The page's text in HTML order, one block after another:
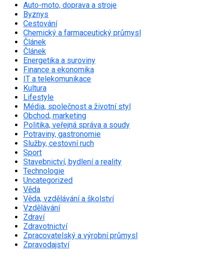
Auto-moto, doprava a stroje
Byznys
Cestování
Chemický a farmaceutický průmysl
Článek
Článek
Energetika a suroviny
Finance a ekonomika
IT a telekomunikace
Kultura
Lifestyle
Média, společnost a životní styl
Obchod, marketing
Politika, veřejná správa a soudy
Potraviny, gastronomie
Služby, cestovní ruch
Sport
Stavebnictví, bydlení a reality
Technologie
Uncategorized
Věda
Věda, vzdělávání a školství
Vzdělávání
Zdraví
Zdravotnictví
Zpracovatelský a výrobní průmysl
Zpravodajství